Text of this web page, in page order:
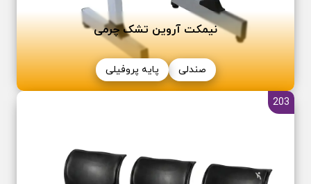
نیمکت آروین تشک چرمی
صندلی پایه پروفیلی
203